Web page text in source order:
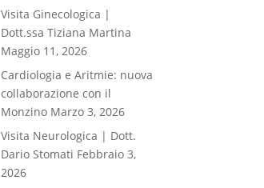
Visita Ginecologica |
Dott.ssa Tiziana Martina
Maggio 11, 2026
Cardiologia e Aritmie: nuova
collaborazione con il
Monzino Marzo 3, 2026
Visita Neurologica | Dott.
Dario Stomati Febbraio 3,
2026